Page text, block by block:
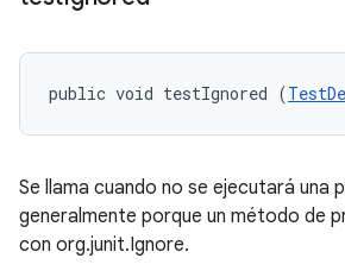
public void testIgnored (
Se llama cuando no se ejecutará una
generalmente porque un método de
con org.junit.Ignore.